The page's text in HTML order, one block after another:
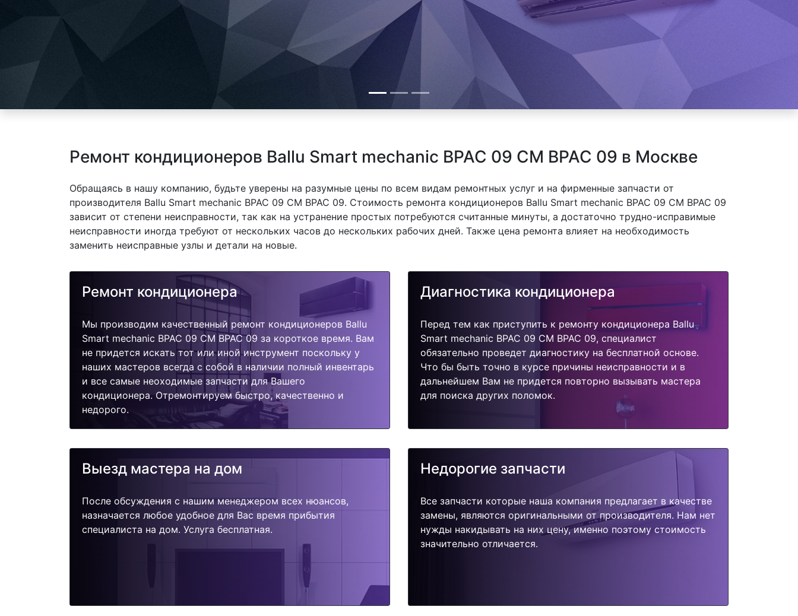
Ремонт кондиционеров Ballu Smart mechanic BPAC 09 CM BPAC 09 в Москве
Обращаясь в нашу компанию, будьте уверены на разумные цены по всем видам ремонтных услуг и на фирменные запчасти от
производителя Ballu Smart mechanic BPAC 09 CM BPAC 09. Стоимость ремонта кондиционеров Ballu Smart mechanic BPAC 09 CM BPAC 09
зависит от степени неисправности, так как на устранение простых потребуются считанные минуты, а достаточно трудно-исправимые
неисправности иногда требуют от нескольких часов до нескольких рабочих дней. Также цена ремонта влияет на необходимость
заменить неисправные узлы и детали на новые.
Ремонт кондиционера
Мы производим качественный ремонт кондиционеров Ballu
Smart mechanic BPAC 09 CM BPAC 09 за короткое время. Вам
не придется искать тот или иной инструмент поскольку у
наших мастеров всегда с собой в наличии полный инвентарь
и все самые неоходимые запчасти для Вашего
кондиционера. Отремонтируем быстро, качественно и
недорого.
Диагностика кондиционера
Перед тем как приступить к ремонту кондиционера Ballu
Smart mechanic BPAC 09 CM BPAC 09, специалист
обязательно проведет диагностику на бесплатной основе.
Что бы быть точно в курсе причины неисправности и в
дальнейшем Вам не придется повторно вызывать мастера
для поиска других поломок.
Выезд мастера на дом
После обсуждения с нашим менеджером всех нюансов,
назначается любое удобное для Вас время прибытия
специалиста на дом. Услуга бесплатная.
Недорогие запчасти
Все запчасти которые наша компания предлагает в качестве
замены, являются оригинальными от производителя. Нам нет
нужды накидывать на них цену, именно поэтому стоимость
значительно отличается.